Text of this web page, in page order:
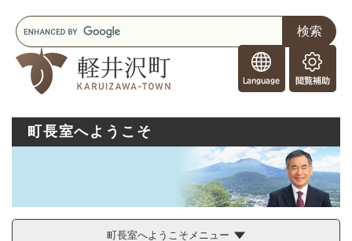
o
e
i
g
n
e
r
閲
覧
キ
ー
ワ
町長室へようこそ
町長室へようこそメニュー